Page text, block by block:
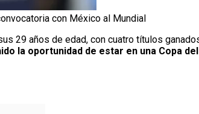
con México al Mundial
29 años de edad, con cuatro títulos
la oportunidad de estar en una Copa